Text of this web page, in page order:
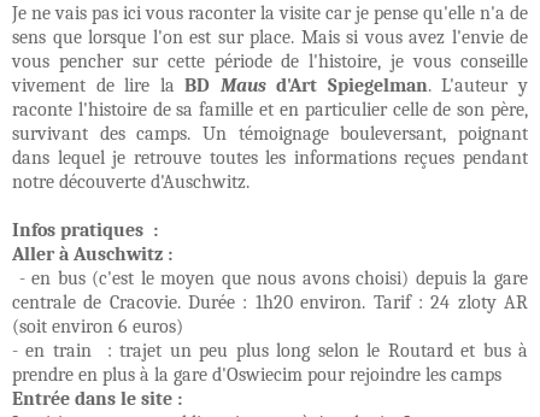
Je ne vais pas ici vous raconter la visite car je pense qu'elle n'a de
sens que lorsque l'on est sur place. Mais si vous avez l'envie de
vous pencher sur cette période de l'histoire, je vous conseille
vivement de lire laBD Mausd'Art Spiegelman. L'auteur y
raconte l'histoire de sa famille et en particulier celle de son père,
survivant des camps. Un témoignage bouleversant, poignant
dans lequel je retrouve toutes les informations reçues pendant
notre découverte d'Auschwitz.
Infos pratiques :
Aller à Auschwitz :
- en bus (c'est le moyen que nous avons choisi) depuis la gare
centrale de Cracovie. Durée : 1h20 environ. Tarif : 24 zloty AR
(soit environ 6 euros)
- en train : trajet un peu plus long selon le Routard et bus à
prendre en plus à la gare d'Oswiecim pour rejoindre les camps
Entrée dans le site :